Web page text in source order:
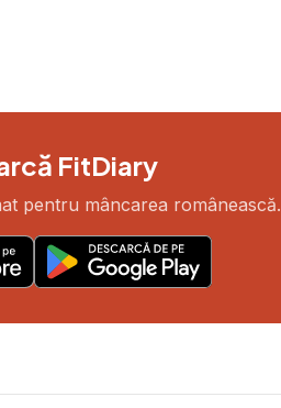
FitDiary
pentru mâncarea românească.